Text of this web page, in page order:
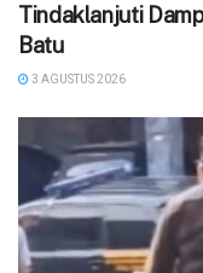
Tindaklanjuti
Batu
3 AGUSTUS 2026